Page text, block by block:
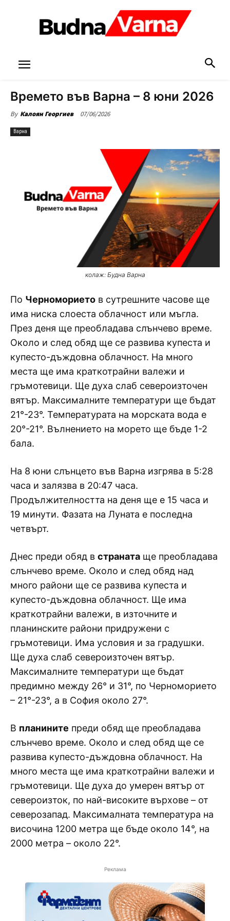
Времето във Варна – 8 юни 2026
By Калоян Георгиев 07/06/2026
Варна
колаж: Будна Варна
По Черноморието в сутрешните часове ще
има ниска слоеста облачност или мъгла.
През деня ще преобладава слънчево време.
Около и след обяд ще се развива купеста и
купесто-дъждовна облачност. На много
места ще има краткотрайни валежи и
гръмотевици. Ще духа слаб североизточен
вятър. Максималните температури ще бъдат
21°-23°. Температурата на морската вода е
20°-21°. Вълнението на морето ще бъде 1-2
бала.
На 8 юни слънцето във Варна изгрява в 5:28
часа и залязва в 20:47 часа.
Продължителността на деня ще е 15 часа и
19 минути. Фазата на Луната е последна
четвърт.
Днес преди обяд в страната ще преобладава
слънчево време. Около и след обяд над
много райони ще се развива купеста и
купесто-дъждовна облачност. Ще има
краткотрайни валежи, в източните и
планинските райони придружени с
гръмотевици. Има условия и за градушки.
Ще духа слаб североизточен вятър.
Максималните температури ще бъдат
предимно между 26° и 31°, по Черноморието
– 21°-23°, а в София около 27°.
В планините преди обяд ще преобладава
слънчево време. Около и след обяд ще се
развива купесто-дъждовна облачност. На
много места ще има краткотрайни валежи и
гръмотевици. Ще духа до умерен вятър от
североизток, по най-високите върхове – от
северозапад. Максималната температура на
височина 1200 метра ще бъде около 14°, на
2000 метра – около 22°.
Реклама